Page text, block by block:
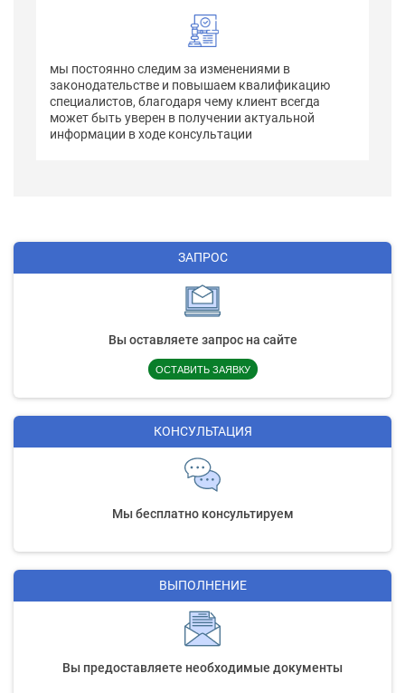
мы постоянно следим за изменениями в
законодательстве и повышаем квалификацию
специалистов, благодаря чему клиент всегда
может быть уверен в получении актуальной
информации в ходе консультации
ЗАПРОС
Вы оставляете запрос на сайте
ОСТАВИТЬ ЗАЯВКУ
КОНСУЛЬТАЦИЯ
Мы бесплатно консультируем
ВЫПОЛНЕНИЕ
Вы предоставляете необходимые документы